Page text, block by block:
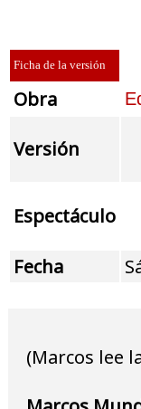
Ficha de la versión
Obra
Versión
Espectáculo
Fecha
(Marcos lee